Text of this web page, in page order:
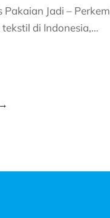
Jadi –
di Indonesia,…
→